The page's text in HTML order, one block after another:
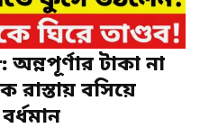
টাকা না
রাস্তায় বসিয়ে